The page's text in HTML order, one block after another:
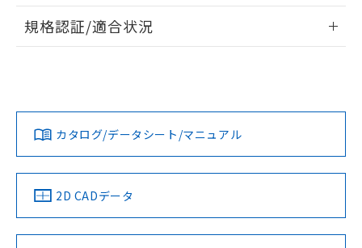
端子配置
ログイン/会員登録
ダウンロードデータをご利用いただく前に、以下を必ずお読
みください。
ソフトウェアの使用条件
EU RoHS 注意事項・凡例
対応済み
中国 RoHS 注意事項・凡例
規格認証/適合状況
LR型式承認
（イギリス
船舶規格）
DNV型式承認
（ノルウェー
BV型式承認
（フランス
KR型式
（韓国
No No No No
カタログ/データシート/マニュアル
2D CADデータ